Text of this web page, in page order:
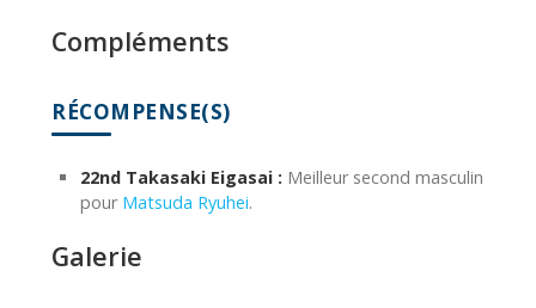
Compléments
RÉCOMPENSE(S)
22nd Takasaki Eigasai : Meilleur second masculin
pour Matsuda Ryuhei.
Galerie